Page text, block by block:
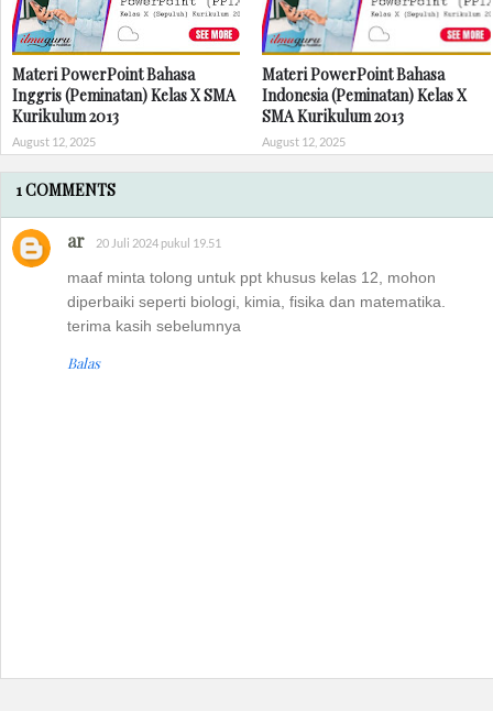
Materi PowerPoint Bahasa
Inggris (Peminatan) Kelas X SMA
Kurikulum 2013
August 12, 2025
Materi PowerPoint Bahasa
Indonesia (Peminatan) Kelas X
SMA Kurikulum 2013
August 12, 2025
1 COMMENTS
ar 20 Juli 2024 pukul 19.51
maaf minta tolong untuk ppt khusus kelas 12, mohon
diperbaiki seperti biologi, kimia, fisika dan matematika.
terima kasih sebelumnya
Balas